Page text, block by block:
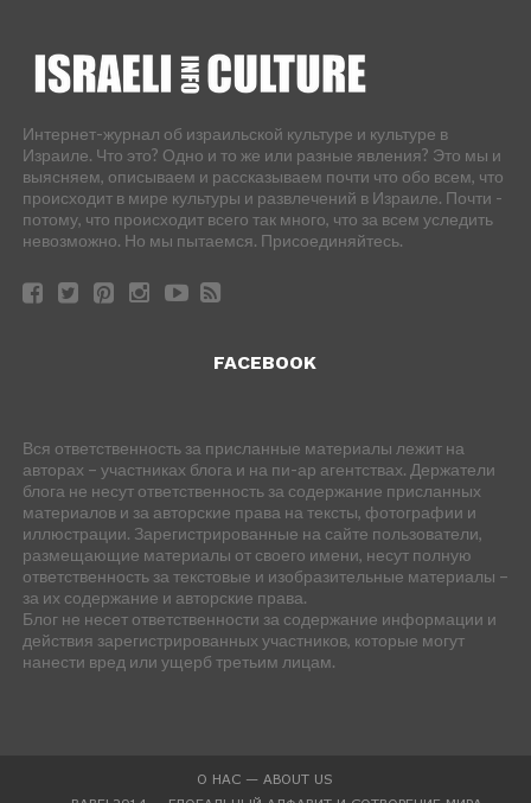
Интернет-журнал об израильской культуре и культуре в
Израиле. Что это? Одно и то же или разные явления? Это мы и
выясняем, описываем и рассказываем почти что обо всем, что
происходит в мире культуры и развлечений в Израиле. Почти -
потому, что происходит всего так много, что за всем уследить
невозможно. Но мы пытаемся. Присоединяйтесь.
FACEBOOK
Вся ответственность за присланные материалы лежит на
авторах – участниках блога и на пи-ар агентствах. Держатели
блога не несут ответственность за содержание присланных
материалов и за авторские права на тексты, фотографии и
иллюстрации. Зарегистрированные на сайте пользователи,
размещающие материалы от своего имени, несут полную
ответственность за текстовые и изобразительные материалы –
за их содержание и авторские права.
Блог не несет ответственности за содержание информации и
действия зарегистрированных участников, которые могут
нанести вред или ущерб третьим лицам.
О НАС — ABOUT US